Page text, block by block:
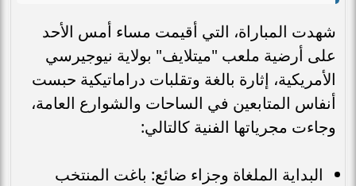
شهدت المباراة، التي أقيمت مساء أمس الأحد
على أرضية ملعب "ميتلايف" بولاية نيوجيرسي
الأمريكية، إثارة بالغة وتقلبات دراماتيكية حبست
أنفاس المتابعين في الساحات والشوارع العامة،
وجاءت مجرياتها الفنية كالتالي:
البداية الملغاة وجزاء ضائع: باغت المنتخب